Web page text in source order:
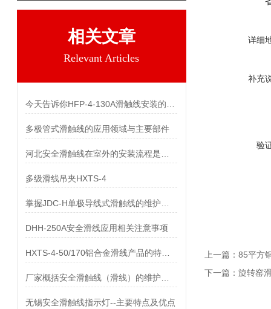
相关文章
Relevant Articles
多极管式滑触线的应用领域与主要部件
多级滑线吊夹HXTS-4
DHH-250A安全滑线应用相关注意事项
无锡安全滑触线指示灯--主要特点及优点
详细
补充
验
上一篇： 85平方
下一篇： 旋转窑